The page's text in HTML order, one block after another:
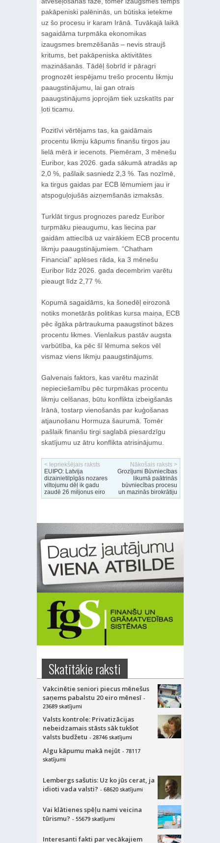
pakāpeniski palēninās, un būtiska ietekme
uz šo procesu ir karam Irānā. Tuvākajā laikā
sagaidāma turpmāka ekonomikas
izaugsmes bremzēšanās – nevis straujš
kritums, bet pakāpeniska aktivitātes
mazināšanās. Tādēļ šobrīd ir pāragri
prognozēt iespējamu trešo procentu likmju
paaugstinājumu, lai gan otrais
paaugstinājums joprojām tiek uzskatīts par
ļoti ticamu.
Pozitīvi vērtējams tas, ka gaidāmais
procentu likmju kāpums finanšu tirgos jau
lielā mērā ir iecenots. Piemēram, 3 mēnešu
Euribor, kas 2026. gada sākumā atradās ap
2,0 %, pašlaik sasniedz 2,3 %. Tas nozīmē,
ka tirgus gaidas par ECB lēmumiem jau ir
atspoguļojušās aizņemšanās izmaksās.
Turklāt tirgus prognozes paredz Euribor
turpmāku pieaugumu, kas liecina par
gaidām attiecībā uz vairākiem ECB procentu
likmju paaugstinājumiem. “Chatham
Financial” aplēses rāda, ka 3 mēnešu
Euribor līdz 2026. gada decembrim varētu
pieaugt līdz 2,77 %.
Kopumā sagaidāms, ka šonedēļ eirozonā
notiks monetārās politikas kursa maiņa, ECB
pēc ilgāka pārtraukuma paaugstinot bāzes
procentu likmes. Vienlaikus pastāv augsta
varbūtība, ka pēc šī lēmuma sekos vēl
vismaz viens likmju paaugstinājums.
Galvenais faktors, kas varētu mazināt
nepieciešamību pēc turpmākas procentu
likmju celšanas, būtu konflikta izbeigšanās
Irānā, tostarp vienošanās par kuģošanas
atjaunošanu Hormuza šaurumā. Tomēr
pašlaik finanšu tirgi saglabā piesardzīgu
skatījumu uz ātru konflikta atrisinājumu.
< Iepriekšējais raksts
EUIPO: Latvija
dizainietilpīgās nozares
viltojumu dēļ ik gadu
zaudē 26 miljonus eiro
Nākošais raksts >
Grozījumi Būvniecības
likumā paātrinās
būvniecības procesu
un mazinās birokrātiju
Skatītākie raksti
Vakcinētie seniori piecus mēnešus
saņems pabalstu 20 eiro mēnesī -
23689 skatījumi
Valsts kontrole: Privatizācijas
nebeidzamais stāsts sāk tukšot
valsts budžetu - 28746 skatījumi
Algu kāpumu makā nejūt - 78117
skatījumi
Lembergs sašutis: Uz ko jūs cerat, ja
idioti vada valsti? - 68620 skatījumi
Vai klātienes spēļu nami veicina
tūrismu? - 55679 skatījumi
Interesanti fakti par vecākajiem